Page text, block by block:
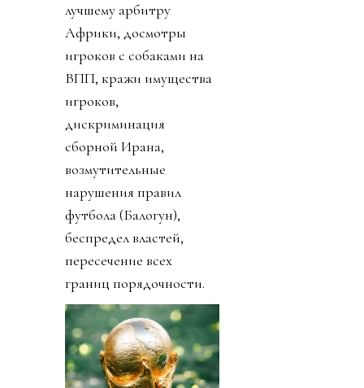
лучшему арбитру
Африки, досмотры
игроков с собаками на
ВПП, кражи имущества
игроков,
дискриминация
сборной Ирана,
возмутительные
нарушения правил
футбола (Балогун),
беспредел властей,
пересечение всех
границ порядочности.